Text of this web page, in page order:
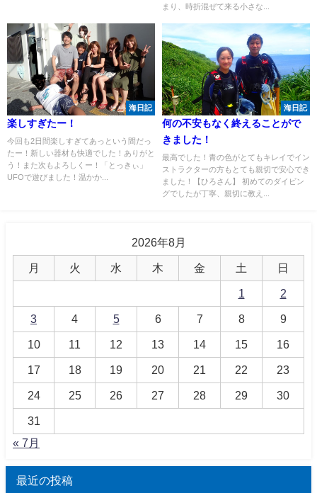
まり、時折混ぜて来る小さな...
海日記
楽しすぎたー！
今回も2日間楽しすぎてあっという間だっ
たー！新しい器材も快適でした！ありがと
う！また次もよろしくー！「とっきぃ」
UFOで遊びました！温かか...
海日記
何の不安もなく終えることがで
きました！
最高でした！青の色がとてもキレイでイン
ストラクターの方もとても親切で安心でき
ました！【ひろさん】 初めてのダイビン
グでしたが丁寧、親切に教え...
2026年8月
月 火 水 木 金 土 日
1 2
3 4 5 6 7 8 9
10 11 12 13 14 15 16
17 18 19 20 21 22 23
24 25 26 27 28 29 30
31
« 7月
最近の投稿